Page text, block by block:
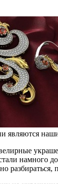
намного
разбираться,